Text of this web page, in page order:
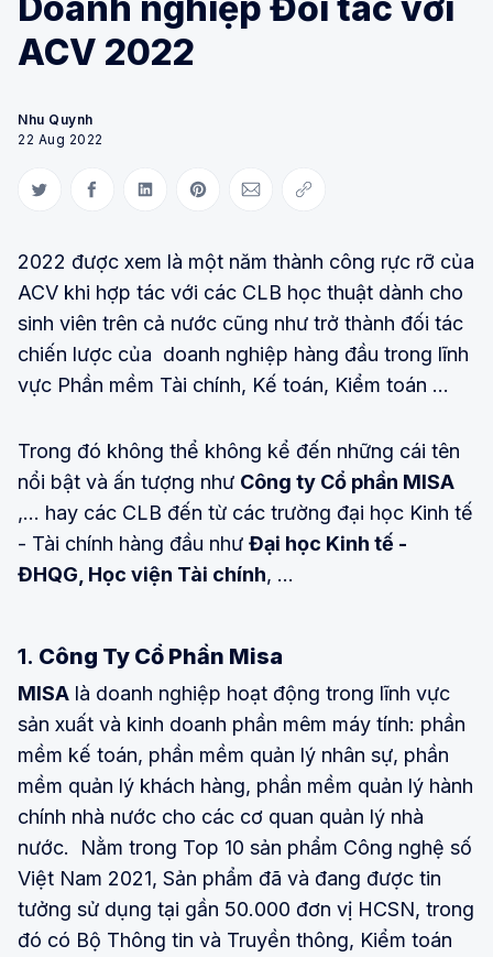
ACV 2022
Nhu Quynh
22 Aug 2022
Share on Twitter
Share on Facebook
Share on LinkedIn
Share on Pinterest
Share via Email
Copy link
2022 được xem là một năm thành công rực rỡ của
ACV khi hợp tác với các CLB học thuật dành cho
sinh viên trên cả nước cũng như trở thành đối tác
chiến lược của doanh nghiệp hàng đầu trong lĩnh
vực Phần mềm Tài chính, Kế toán, Kiểm toán …
Trong đó không thể không kể đến những cái tên
nổi bật và ấn tượng như Công ty Cổ phần MISA
,... hay các CLB đến từ các trường đại học Kinh tế
- Tài chính hàng đầu như Đại học Kinh tế -
ĐHQG, Học viện Tài chính, …
1. Công Ty Cổ Phần Misa
MISA là doanh nghiệp hoạt động trong lĩnh vực
sản xuất và kinh doanh phần mêm máy tính: phần
mềm kế toán, phần mềm quản lý nhân sự, phần
mềm quản lý khách hàng, phần mềm quản lý hành
chính nhà nước cho các cơ quan quản lý nhà
nước. Nằm trong Top 10 sản phẩm Công nghệ số
Việt Nam 2021, Sản phẩm đã và đang được tin
tưởng sử dụng tại gần 50.000 đơn vị HCSN, trong
đó có Bộ Thông tin và Truyền thông, Kiểm toán